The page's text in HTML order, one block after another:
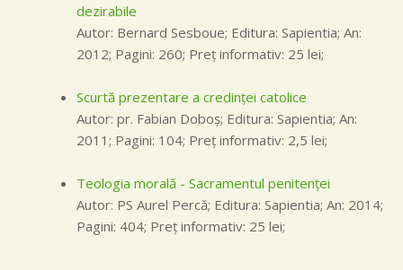
dezirabile
Autor: Bernard Sesboue; Editura: Sapientia; An:
2012; Pagini: 260; Preţ informativ: 25 lei;
Scurtă prezentare a credinţei catolice
Autor: pr. Fabian Doboş; Editura: Sapientia; An:
2011; Pagini: 104; Preţ informativ: 2,5 lei;
Teologia morală - Sacramentul penitenţei
Autor: PS Aurel Percă; Editura: Sapientia; An: 2014;
Pagini: 404; Preţ informativ: 25 lei;